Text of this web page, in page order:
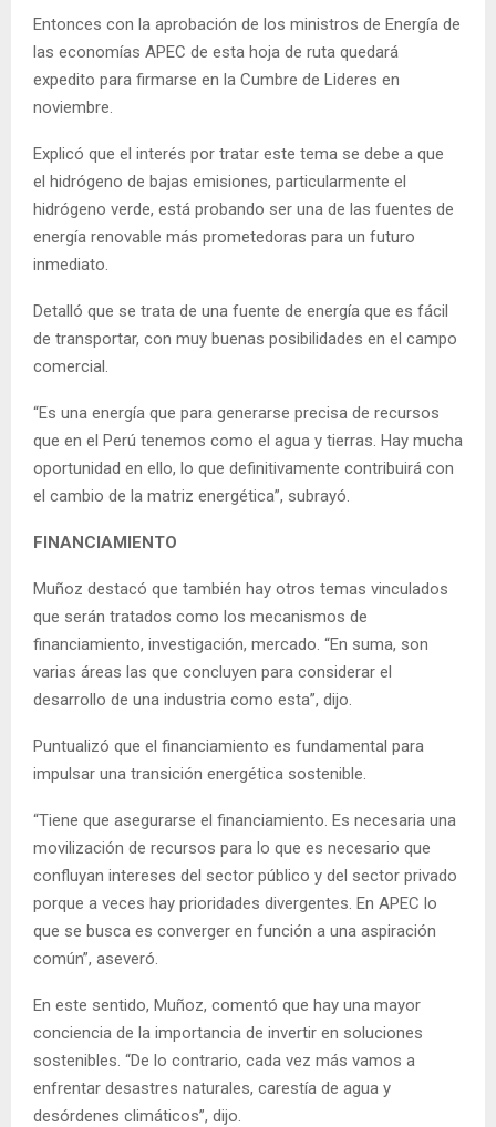
Entonces con la aprobación de los ministros de Energía de
las economías APEC de esta hoja de ruta quedará
expedito para firmarse en la Cumbre de Lideres en
noviembre.
Explicó que el interés por tratar este tema se debe a que
el hidrógeno de bajas emisiones, particularmente el
hidrógeno verde, está probando ser una de las fuentes de
energía renovable más prometedoras para un futuro
inmediato.
Detalló que se trata de una fuente de energía que es fácil
de transportar, con muy buenas posibilidades en el campo
comercial.
“Es una energía que para generarse precisa de recursos
que en el Perú tenemos como el agua y tierras. Hay mucha
oportunidad en ello, lo que definitivamente contribuirá con
el cambio de la matriz energética”, subrayó.
FINANCIAMIENTO
Muñoz destacó que también hay otros temas vinculados
que serán tratados como los mecanismos de
financiamiento, investigación, mercado. “En suma, son
varias áreas las que concluyen para considerar el
desarrollo de una industria como esta”, dijo.
Puntualizó que el financiamiento es fundamental para
impulsar una transición energética sostenible.
“Tiene que asegurarse el financiamiento. Es necesaria una
movilización de recursos para lo que es necesario que
confluyan intereses del sector público y del sector privado
porque a veces hay prioridades divergentes. En APEC lo
que se busca es converger en función a una aspiración
común”, aseveró.
En este sentido, Muñoz, comentó que hay una mayor
conciencia de la importancia de invertir en soluciones
sostenibles. “De lo contrario, cada vez más vamos a
enfrentar desastres naturales, carestía de agua y
desórdenes climáticos”, dijo.